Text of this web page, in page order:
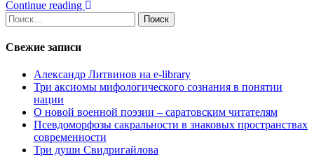
Continue reading
Найти:
Свежие записи
Александр Литвинов на e-library
Три аксиомы мифологического сознания в понятии
нации
О новой военной поэзии – саратовским читателям
Псевдоморфозы сакральности в знаковых пространствах
современности
Три души Свидригайлова